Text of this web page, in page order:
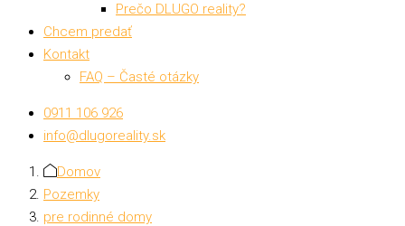
Prečo DLUGO reality?
Chcem predať
Kontakt
FAQ – Časté otázky
0911 106 926
info@dlugoreality.sk
Domov
Pozemky
pre rodinné domy